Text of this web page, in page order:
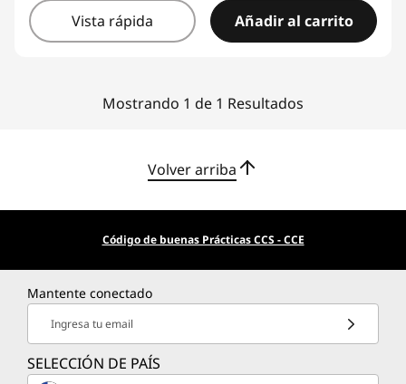
Vista rápida Añadir al carrito
Mostrando 1 de 1 Resultados
Volver arriba
Código de buenas Prácticas CCS - CCE
Mantente conectado
Ingresa tu email
SELECCIÓN DE PAÍS